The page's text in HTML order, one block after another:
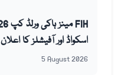
اسکواڈ اور آفیشلز کا اعلان
5 August 2026